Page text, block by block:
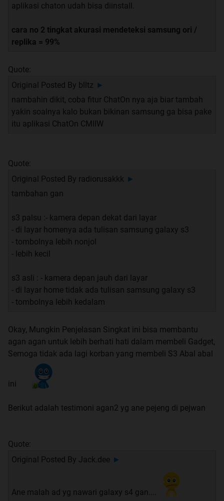
aplikasi chaton udah bisa diinstall.
cara no 2 tingkat akurasi mendeteksi samsung ori /
replika = 99%
Quote:
Original Posted By blltz ►
nambahin dikit, coba fitur ChatOn nya aja biar tambah
yakin soalnya kalo bukan bikinan samsung ga bisa pake
itu aplikasi ChatOn CMIIW
Quote:
Original Posted By radiorusakkk ►
tambahan gan
s3 palsu :- kamera depan dekat dari layar
- di layar homenya ada tulisan samsung galaxy s3
- tombolnya lebih nonjol
- lebih kecil
s3 asli : - kamera depan jauh dari layar
- di layar home tidak ada tulisan samsung galaxy s3
- tombolnya lebih kedalam
Okay, Mungkin Penjelasan Singkat ini bisa membantu
agan agan untuk lebih berhati hati dalam membeli Gadget,
Semoga tidak ada lagi korban yang membeli S3 Abal abal
ini
Berikut adalah testimoni agan2 yg ane pejeng di pejwan
Quote:
Original Posted By Jack.dee ►
Ane malah ad yg nawari galaxy s4 gan....